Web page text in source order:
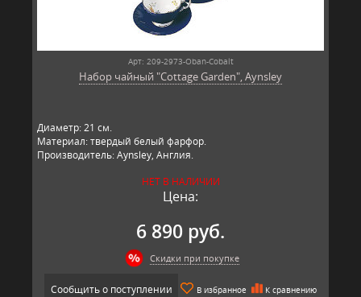
Арт: 209-2973-Oban-Cobalt
Набор чайный "Cottage Garden", Aynsley
Диаметр: 21 см.
Материал: твердый белый фарфор.
Производитель: Aynsley, Англия.
НЕТ В НАЛИЧИИ
Цена:
6 890 руб.
Скидки при покупке
Сообщить о поступлении В избранное К сравнению